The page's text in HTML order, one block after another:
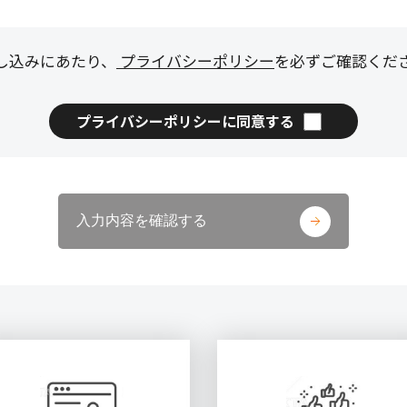
込みにあたり、 プライバシーポリシーを必ずご確認くだ
プライバシーポリシーに同意する
入力内容を確認する